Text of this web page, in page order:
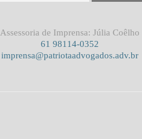
Assessoria de Imprensa: Júlia Coêlho
61 98114-0352
imprensa@patriotaadvogados.adv.br